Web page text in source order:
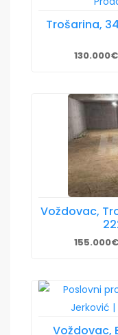
Trošarina,
130.000€
Voždovac,
155.000€
Voždovac,